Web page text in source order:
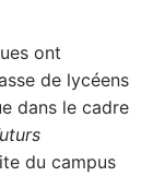
ont
de lycéens
dans le cadre
du campus